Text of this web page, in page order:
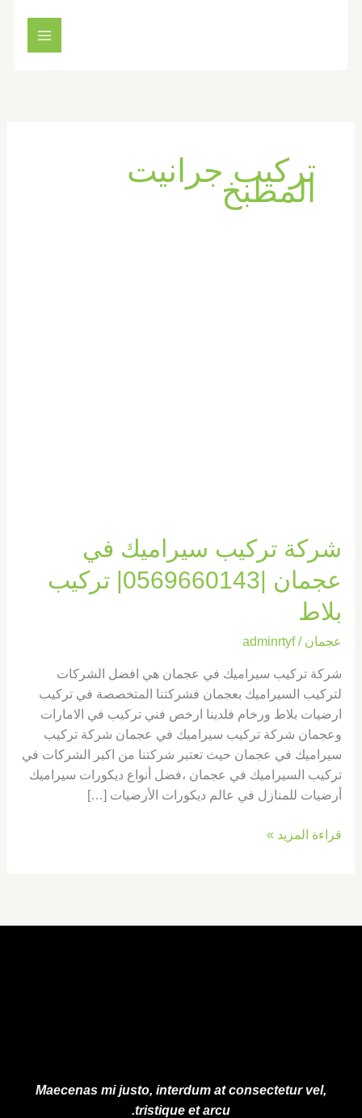
تركيب جرانيت
المطبخ
شركة تركيب سيراميك في
عجمان |0569660143| تركيب
بلاط
عجمان /
adminrtyf
شركة تركيب سيراميك في عجمان هي افضل الشركات
لتركيب السيراميك بعجمان فشركتنا المتخصصة في تركيب
ارضيات بلاط ورخام فلدينا ارخص فني تركيب في الامارات
وعجمان شركة تركيب سيراميك في عجمان شركة تركيب
سيراميك في عجمان حيث تعتبر شركتنا من اكبر الشركات في
تركيب السيراميك في عجمان ،فضل أنواع ديكورات سيراميك
أرضيات للمنازل في عالم ديكورات الأرضيات […]
قراءة المزيد »
Maecenas mi justo, interdum at consectetur vel,
tristique et arcu.